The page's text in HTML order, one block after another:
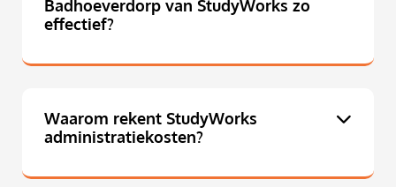
Badhoeverdorp van StudyWorks zo
effectief?
Waarom rekent StudyWorks
administratiekosten?